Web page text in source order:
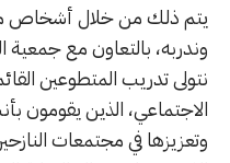
يتم ذلك من خلال أشخاص
وندربه، بالتعاون مع
نتولى تدريب المتطوعين
الاجتماعي، الذين يقومون
وتعزيزها في مجتمعات